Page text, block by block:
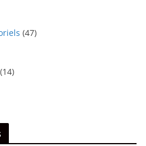
(47)
(14)